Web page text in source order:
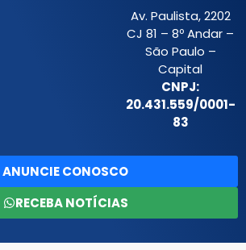
Av. Paulista, 2202
CJ 81 – 8º Andar –
São Paulo –
Capital
CNPJ:
20.431.559/0001-
83
ANUNCIE CONOSCO
RECEBA NOTÍCIAS